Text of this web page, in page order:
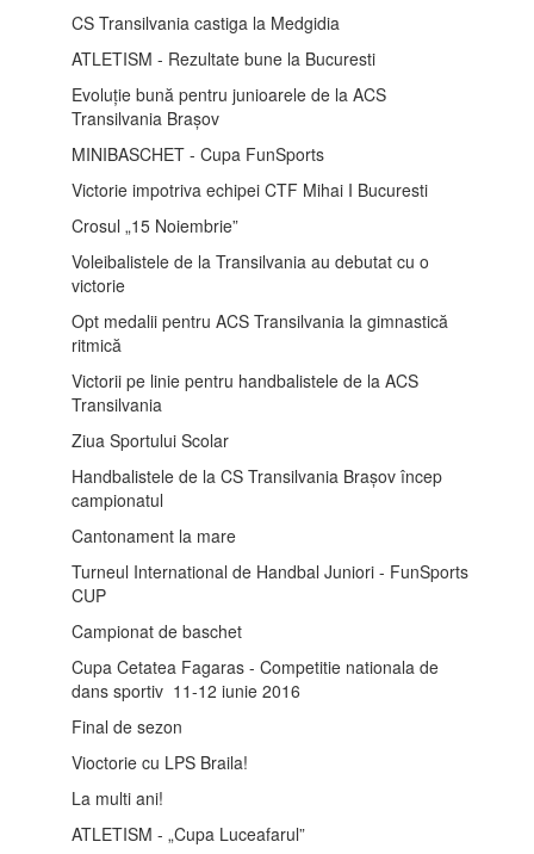
CS Transilvania castiga la Medgidia
ATLETISM - Rezultate bune la Bucuresti
Evoluție bună pentru junioarele de la ACS
Transilvania Brașov
MINIBASCHET - Cupa FunSports
Victorie impotriva echipei CTF Mihai I Bucuresti
Crosul „15 Noiembrie”
Voleibalistele de la Transilvania au debutat cu o
victorie
Opt medalii pentru ACS Transilvania la gimnastică
ritmică
Victorii pe linie pentru handbalistele de la ACS
Transilvania
Ziua Sportului Scolar
Handbalistele de la CS Transilvania Brașov încep
campionatul
Cantonament la mare
Turneul International de Handbal Juniori - FunSports
CUP
Campionat de baschet
Cupa Cetatea Fagaras - Competitie nationala de
dans sportiv 11-12 iunie 2016
Final de sezon
Vioctorie cu LPS Braila!
La multi ani!
ATLETISM - „Cupa Luceafarul”